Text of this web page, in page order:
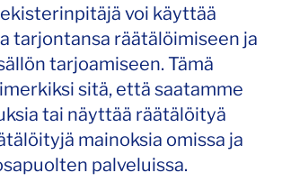
voi käyttää
tarjontansa räätälöimiseen ja
tarjoamiseen. Tämä
sitä, että saatamme
tai näyttää räätälöityä
mainoksia omissa ja
palveluissa.